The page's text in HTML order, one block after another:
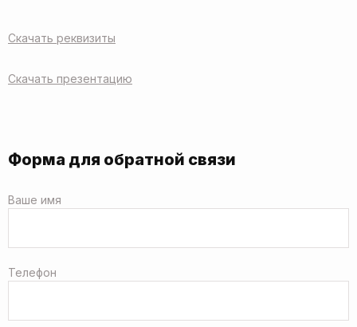
Скачать реквизиты
Скачать презентацию
Форма для обратной связи
Ваше имя
Телефон